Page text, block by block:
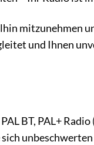
mitzunehmen
und Ihnen
BT, PAL+ Radio